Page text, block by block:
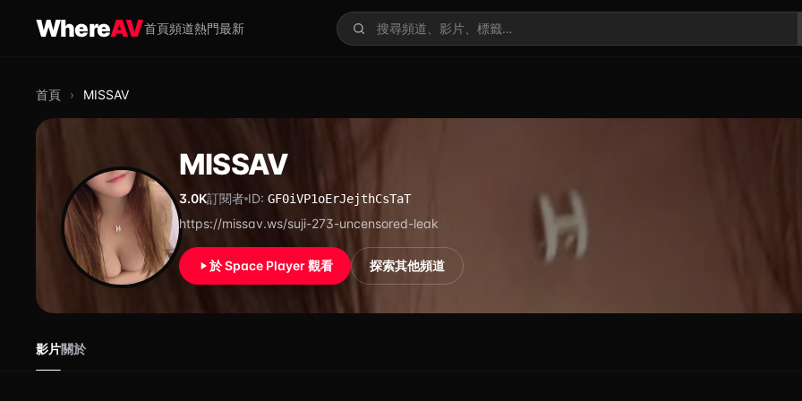
WhereAV首頁頻道熱門最新
搜尋
首頁 › MISSAV
MISSAV
3.0K訂閱者 ID: GF0iVP1oErJejthCsTaT
https://missav.ws/suji-273-uncensored-leak
於 Space Player 觀看 探索其他頻道
影片關於